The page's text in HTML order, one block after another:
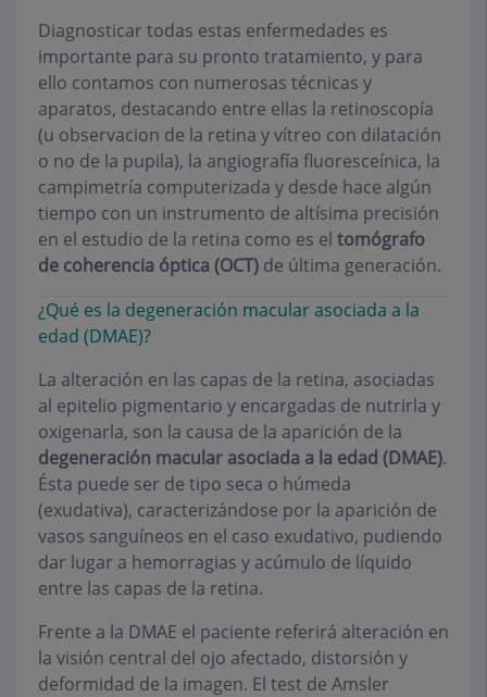
Diagnosticar todas estas enfermedades es
importante para su pronto tratamiento, y para
ello contamos con numerosas técnicas y
aparatos, destacando entre ellas la retinoscopía
(u observacion de la retina y vítreo con dilatación
o no de la pupila), la angiografía fluoresceínica, la
campimetría computerizada y desde hace algún
tiempo con un instrumento de altísima precisión
en el estudio de la retina como es el tomógrafo
de coherencia óptica (OCT) de última generación.
¿Qué es la degeneración macular asociada a la
edad (DMAE)?
La alteración en las capas de la retina, asociadas
al epitelio pigmentario y encargadas de nutrirla y
oxigenarla, son la causa de la aparición de la
degeneración macular asociada a la edad (DMAE).
Ésta puede ser de tipo seca o húmeda
(exudativa), caracterizándose por la aparición de
vasos sanguíneos en el caso exudativo, pudiendo
dar lugar a hemorragias y acúmulo de líquido
entre las capas de la retina.
Frente a la DMAE el paciente referirá alteración en
la visión central del ojo afectado, distorsión y
deformidad de la imagen. El test de Amsler